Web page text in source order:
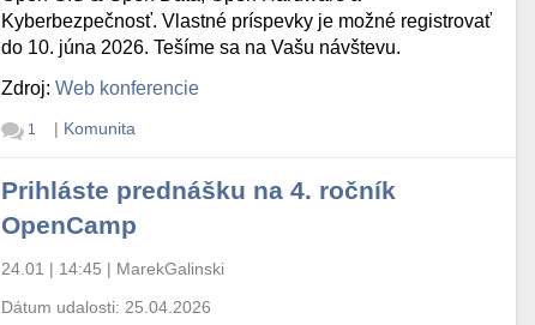
Kyberbezpečnosť. Vlastné príspevky je možné registrovať
do 10. júna 2026. Tešíme sa na Vašu návštevu.
Zdroj:Web konferencie
1 | Komunita
Prihláste prednášku na 4. ročník
OpenCamp
24.01 | 14:45 | MarekGalinski
Dátum udalosti: 25.04.2026